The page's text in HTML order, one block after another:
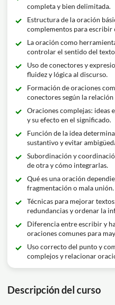
completa y bien delimitada.
Estructura de la oración
complementos para escribir
La oración como
controlar el sentido del
Uso de conectores y
fluidez y lógica al discurso.
Formación de oraciones
conectores según la relación
Oraciones complejas: ideas
y su efecto en el significado.
Función de la idea
sustantivo y evitar
Subordinación y
de otra y cómo integrarlas.
Qué es una oración
fragmentación o mala unión.
Técnicas para mejorar
redundancias y ordenar la
Diferencia entre escribir y
oraciones comunes para
Uso correcto del punto y
complejos y relacionar
Descripción del curso